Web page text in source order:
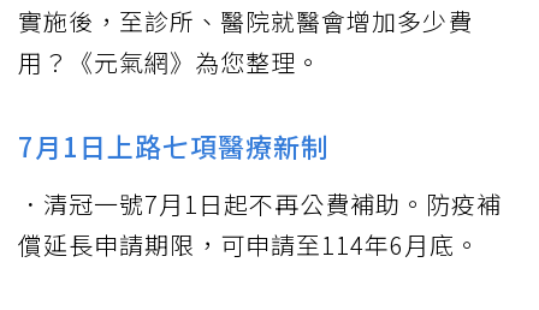
實施後，至診所、醫院就醫會增加多少費
用？《元氣網》為您整理。
7月1日上路七項醫療新制
．清冠一號7月1日起不再公費補助。防疫補
償延長申請期限，可申請至114年6月底。